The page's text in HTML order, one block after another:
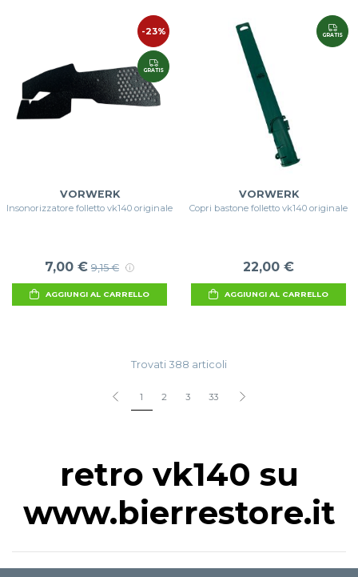
-23%
GRATIS
VORWERK
Insonorizzatore folletto vk140 originale
7,00 € 9,15 €
AGGIUNGI AL CARRELLO
GRATIS
VORWERK
Copri bastone folletto vk140 originale
22,00 €
AGGIUNGI AL CARRELLO
Trovati 388 articoli
1 2 3 33
retro vk140 su
www.bierrestore.it